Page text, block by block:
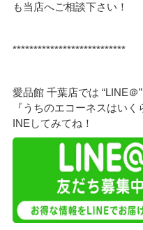
も当店へご相談下さい！
***************************
愛品館 千葉店では “LINE＠
『うちのエコーネスはい
INEしてみてね！